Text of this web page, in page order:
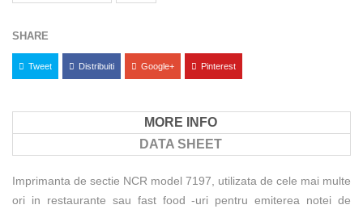
SHARE
Tweet Distribuiti Google+ Pinterest
MORE INFO
DATA SHEET
Imprimanta de sectie NCR model 7197, utilizata de cele mai multe
ori in restaurante sau fast food -uri pentru emiterea notei de